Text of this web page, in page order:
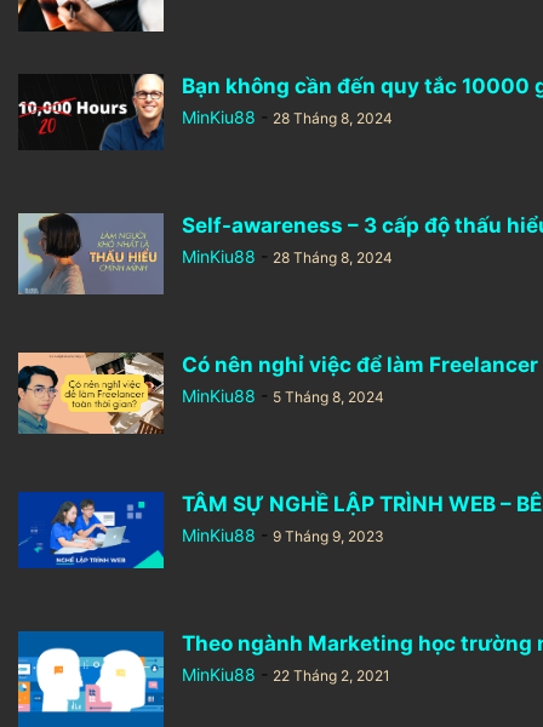
Bạn không cần đến quy tắc 10000
MinKiu88 - 28 Tháng 8, 2024
Self-awareness – 3 cấp độ thấu
MinKiu88 - 28 Tháng 8, 2024
Có nên nghỉ việc để làm
MinKiu88 - 5 Tháng 8, 2024
TÂM SỰ NGHỀ LẬP TRÌNH WEB –
MinKiu88 - 9 Tháng 9, 2023
Theo ngành Marketing học trường
MinKiu88 - 22 Tháng 2, 2021